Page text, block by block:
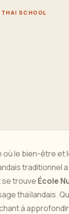
THAI SCHOOL
où le bien-être
traditionnel
se trouve École
thaïlandais.
à